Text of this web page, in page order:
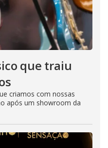
que traiu
criamos com nossas
após um showroom da